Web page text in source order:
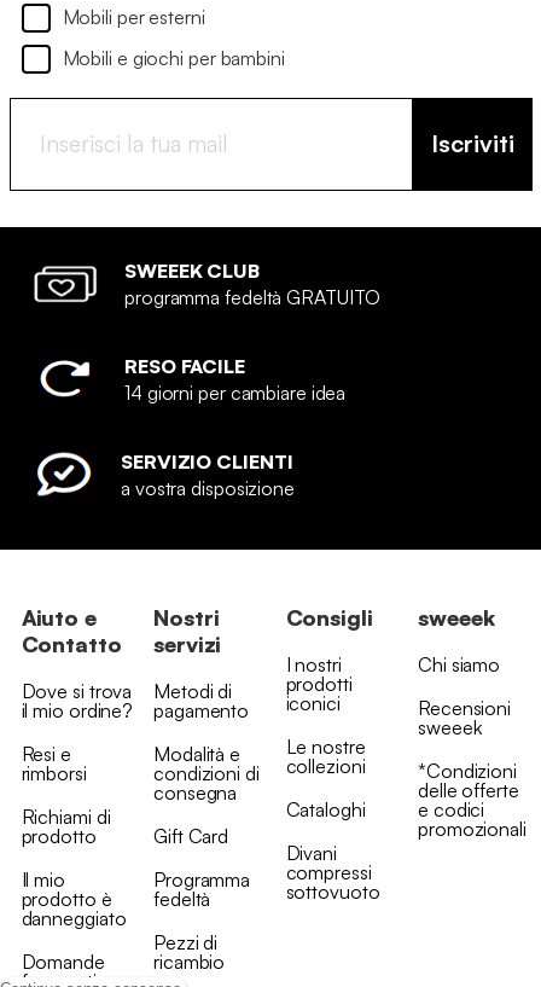
Mobili per esterni
Mobili e giochi per bambini
Iscriviti
SWEEEK CLUB
programma fedeltà GRATUITO
RESO FACILE
14 giorni per cambiare idea
SERVIZIO CLIENTI
a vostra disposizione
Aiuto e
Contatto
Dove si trova
il mio ordine?
Resi e
rimborsi
Richiami di
prodotto
Il mio
prodotto è
danneggiato
Domande
frequenti
Nostri
servizi
Metodi di
pagamento
Modalità e
condizioni di
consegna
Gift Card
Programma
fedeltà
Pezzi di
ricambio
Consigli
I nostri
prodotti
iconici
Le nostre
collezioni
Cataloghi
Divani
compressi
sottovuoto
sweeek
Chi siamo
Recensioni
sweeek
*Condizioni
delle offerte
e codici
promozionali